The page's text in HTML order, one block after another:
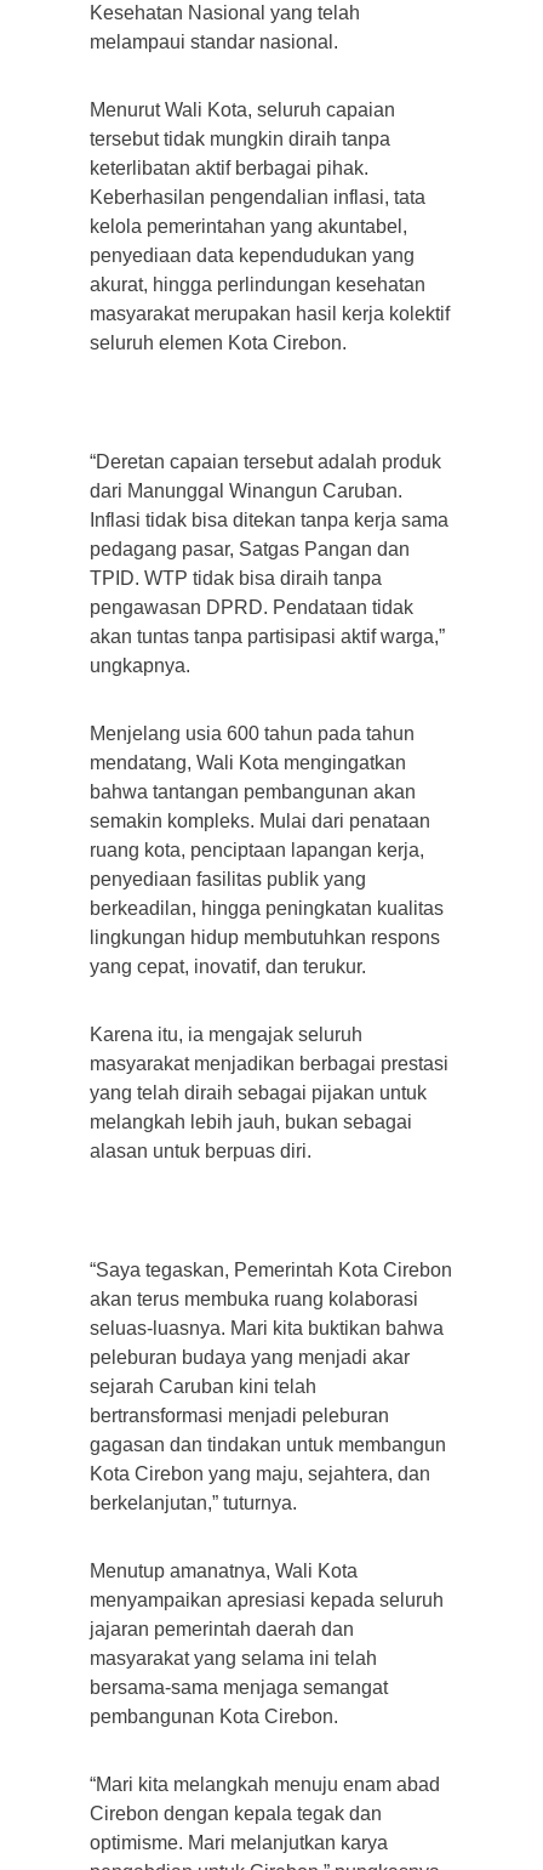
Kesehatan Nasional yang telah
melampaui standar nasional.
Menurut Wali Kota, seluruh capaian
tersebut tidak mungkin diraih tanpa
keterlibatan aktif berbagai pihak.
Keberhasilan pengendalian inflasi, tata
kelola pemerintahan yang akuntabel,
penyediaan data kependudukan yang
akurat, hingga perlindungan kesehatan
masyarakat merupakan hasil kerja kolektif
seluruh elemen Kota Cirebon.
“Deretan capaian tersebut adalah produk
dari Manunggal Winangun Caruban.
Inflasi tidak bisa ditekan tanpa kerja sama
pedagang pasar, Satgas Pangan dan
TPID. WTP tidak bisa diraih tanpa
pengawasan DPRD. Pendataan tidak
akan tuntas tanpa partisipasi aktif warga,”
ungkapnya.
Menjelang usia 600 tahun pada tahun
mendatang, Wali Kota mengingatkan
bahwa tantangan pembangunan akan
semakin kompleks. Mulai dari penataan
ruang kota, penciptaan lapangan kerja,
penyediaan fasilitas publik yang
berkeadilan, hingga peningkatan kualitas
lingkungan hidup membutuhkan respons
yang cepat, inovatif, dan terukur.
Karena itu, ia mengajak seluruh
masyarakat menjadikan berbagai prestasi
yang telah diraih sebagai pijakan untuk
melangkah lebih jauh, bukan sebagai
alasan untuk berpuas diri.
“Saya tegaskan, Pemerintah Kota Cirebon
akan terus membuka ruang kolaborasi
seluas-luasnya. Mari kita buktikan bahwa
peleburan budaya yang menjadi akar
sejarah Caruban kini telah
bertransformasi menjadi peleburan
gagasan dan tindakan untuk membangun
Kota Cirebon yang maju, sejahtera, dan
berkelanjutan,” tuturnya.
Menutup amanatnya, Wali Kota
menyampaikan apresiasi kepada seluruh
jajaran pemerintah daerah dan
masyarakat yang selama ini telah
bersama-sama menjaga semangat
pembangunan Kota Cirebon.
“Mari kita melangkah menuju enam abad
Cirebon dengan kepala tegak dan
optimisme. Mari melanjutkan karya